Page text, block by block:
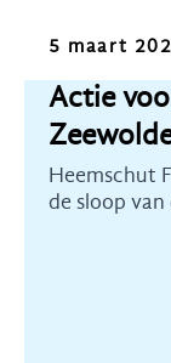
Nieuws
5 maart
Actie
Heemschut
de sloop van